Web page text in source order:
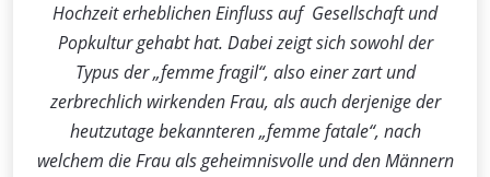
Hochzeit erheblichen Einfluss auf Gesellschaft und
Popkultur gehabt hat. Dabei zeigt sich sowohl der
Typus der „femme fragil“, also einer zart und
zerbrechlich wirkenden Frau, als auch derjenige der
heutzutage bekannteren „femme fatale“, nach
welchem die Frau als geheimnisvolle und den Männern